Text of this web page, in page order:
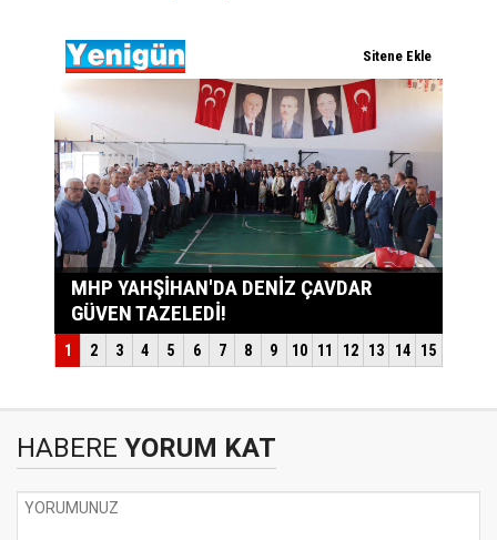
HABERE YORUM KAT